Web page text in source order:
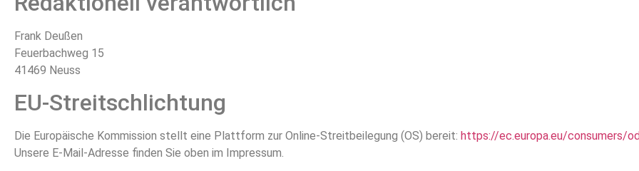
Frank Deußen
Feuerbachweg 15
41469 Neuss
EU-Streitschlichtung
Die Europäische Kommission stellt eine Plattform zur Online-Streitbeilegung (OS) bereit: https://ec.europa.eu/consumers/
Unsere E-Mail-Adresse finden Sie oben im Impressum.